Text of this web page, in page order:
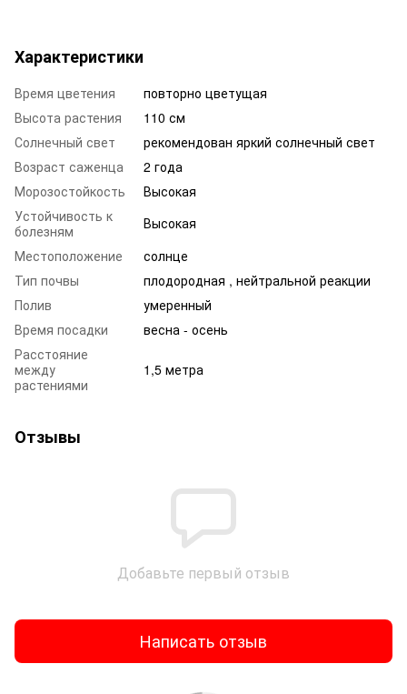
Характеристики
Время цветения
повторно цветущая
Высота растения
110 см
Солнечный свет
рекомендован яркий солнечный свет
Возраст саженца
2 года
Морозостойкость
Высокая
Устойчивость к
болезням
Высокая
Местоположение
солнце
Тип почвы
плодородная , нейтральной реакции
Полив
умеренный
Время посадки
весна - осень
Расстояние
между
растениями
1,5 метра
Отзывы
Добавьте первый отзыв
Написать отзыв